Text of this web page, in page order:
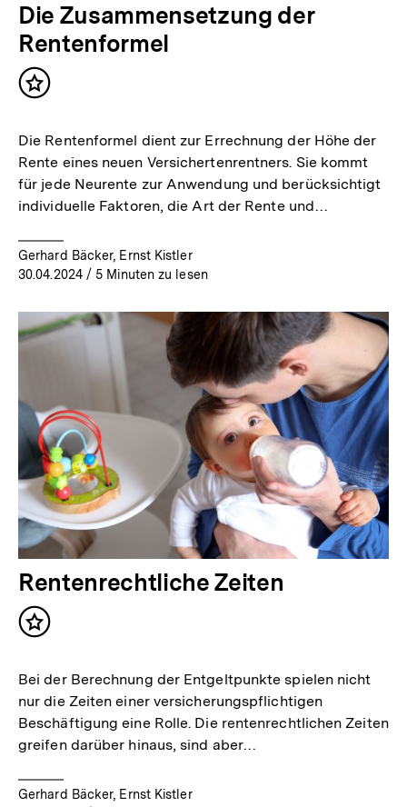
Die Zusammensetzung der
Rentenformel
Inhalt
Die Rentenformel dient zur Errechnung der Höhe der
Rente eines neuen Versichertenrentners. Sie kommt
für jede Neurente zur Anwendung und berücksichtigt
individuelle Faktoren, die Art der Rente und…
Gerhard Bäcker, Ernst Kistler
30.04.2024/ 5 Minuten zu lesen
Rentenrechtliche Zeiten
Inhalt
Bei der Berechnung der Entgeltpunkte spielen nicht
nur die Zeiten einer versicherungspflichtigen
Beschäftigung eine Rolle. Die rentenrechtlichen Zeiten
greifen darüber hinaus, sind aber…
Gerhard Bäcker, Ernst Kistler